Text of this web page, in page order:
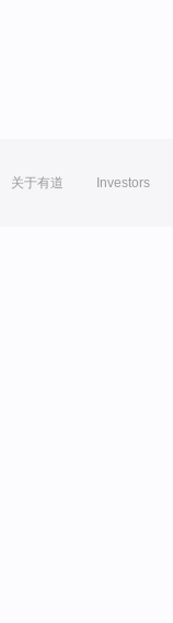
关于有道 Investors